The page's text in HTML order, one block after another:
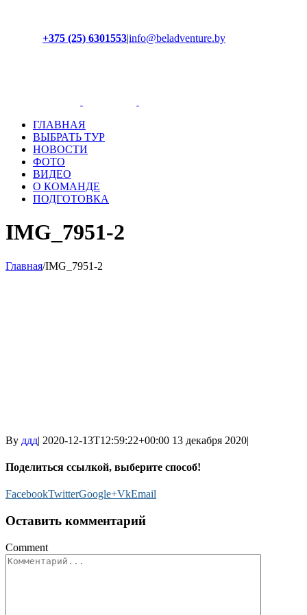
+375 (25) 6301553|info@beladventure.by
ГЛАВНАЯ
ВЫБРАТЬ ТУР
НОВОСТИ
ФОТО
ВИДЕО
О КОМАНДЕ
ПОДГОТОВКА
IMG_7951-2
Главная/IMG_7951-2
By ддд| 2020-12-13T12:59:22+00:00 13 декабря 2020|
Поделиться ссылкой, выберите способ!
FacebookTwitterGoogle+VkEmail
Оставить комментарий
Comment